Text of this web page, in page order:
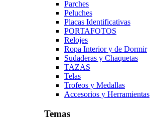
Parches
Peluches
Placas Identificativas
PORTAFOTOS
Relojes
Ropa Interior y de Dormir
Sudaderas y Chaquetas
TAZAS
Telas
Trofeos y Medallas
Accesorios y Herramientas
Temas